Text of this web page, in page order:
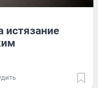
истязание